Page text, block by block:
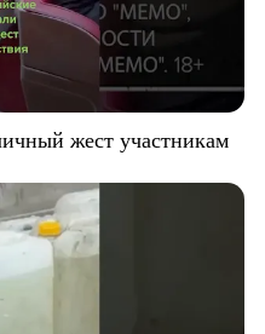
жест участникам